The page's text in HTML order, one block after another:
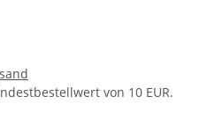
von 10 EUR.